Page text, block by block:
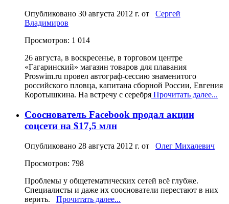
Опубликовано 30 августа 2012 г. от Сергей
Владимиров
Просмотров: 1 014
26 августа, в воскресенье, в торговом центре
«Гагаринский» магазин товаров для плавания
Proswim.ru провел автограф-сессию знаменитого
российского пловца, капитана сборной России, Евгения
Коротышкина. На встречу с серебря Прочитать далее...
Сооснователь Facebook продал акции
соцсети на $17,5 млн
Опубликовано 28 августа 2012 г. от Олег Михалевич
Просмотров: 798
Проблемы у общетематических сетей всё глубже.
Специалисты и даже их сооснователи перестают в них
верить. Прочитать далее...